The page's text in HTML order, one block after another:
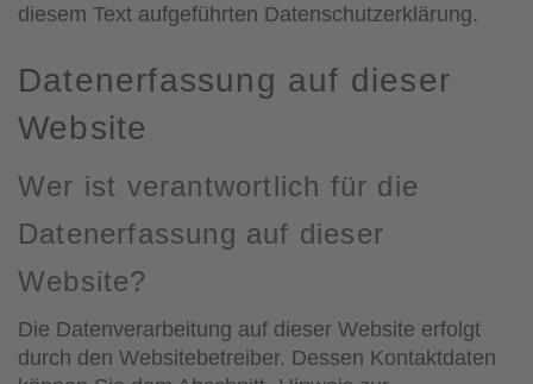
diesem Text aufgeführten Datenschutzerklärung.
Datenerfassung auf dieser
Website
Wer ist verantwortlich für die
Datenerfassung auf dieser
Website?
Die Datenverarbeitung auf dieser Website erfolgt
durch den Websitebetreiber. Dessen Kontaktdaten